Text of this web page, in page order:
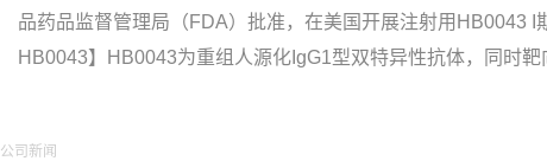
品药品监督管理局（FDA）批准，在美国开展注射用HB0043 I
HB0043】HB0043为重组人源化IgG1型双特异性抗体，同时靶
公司新闻